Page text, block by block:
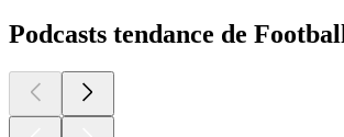
Podcasts tendance de Football